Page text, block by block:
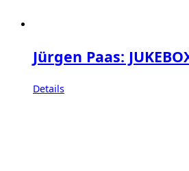
Jürgen Paas:
Details